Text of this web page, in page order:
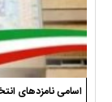
اسامی نامزدهای